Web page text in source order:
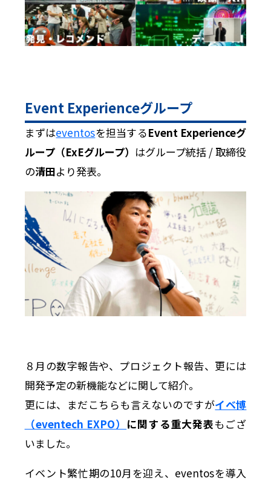
Event Experienceグループ
まずはeventosを担当するEvent Experienceグ
ループ（ExEグループ） はグループ統括 / 取締役
の清田より発表。
８月の数字報告や、プロジェクト報告、更には
開発予定の新機能などに関して紹介。
更には、まだこちらも言えないのですがイベ博
（eventech EXPO） に関する重大発表もござ
いました。
イベント繁忙期の10月を迎え、eventosを導入